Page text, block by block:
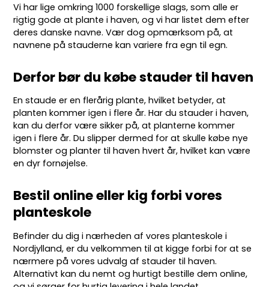
Vi har lige omkring 1000 forskellige slags, som alle er
rigtig gode at plante i haven, og vi har listet dem efter
deres danske navne. Vær dog opmærksom på, at
navnene på stauderne kan variere fra egn til egn.
Derfor bør du købe stauder til haven
En staude er en flerårig plante, hvilket betyder, at
planten kommer igen i flere år. Har du stauder i haven,
kan du derfor være sikker på, at planterne kommer
igen i flere år. Du slipper dermed for at skulle købe nye
blomster og planter til haven hvert år, hvilket kan være
en dyr fornøjelse.
Bestil online eller kig forbi vores
planteskole
Befinder du dig i nærheden af vores planteskole i
Nordjylland, er du velkommen til at kigge forbi for at se
nærmere på vores udvalg af stauder til haven.
Alternativt kan du nemt og hurtigt bestille dem online,